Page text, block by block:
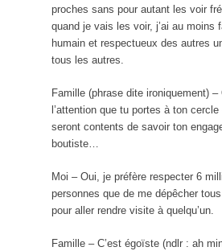
proches sans pour autant les voir
quand je vais les voir, j’ai au moins
humain et respectueux des autres
tous les autres.
Famille (phrase dite ironiquement)
l’attention que tu portes à ton
seront contents de savoir ton
boutiste…
Moi – Oui, je préfère respecter 6
personnes que de me dépêcher
pour aller rendre visite à quelqu’un.
Famille – C’est égoïste (ndlr : ah